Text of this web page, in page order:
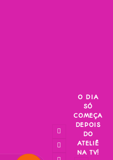
O DIA
SÓ
COMEÇA
DEPOIS
DO
ATELIÊ
NA TV!